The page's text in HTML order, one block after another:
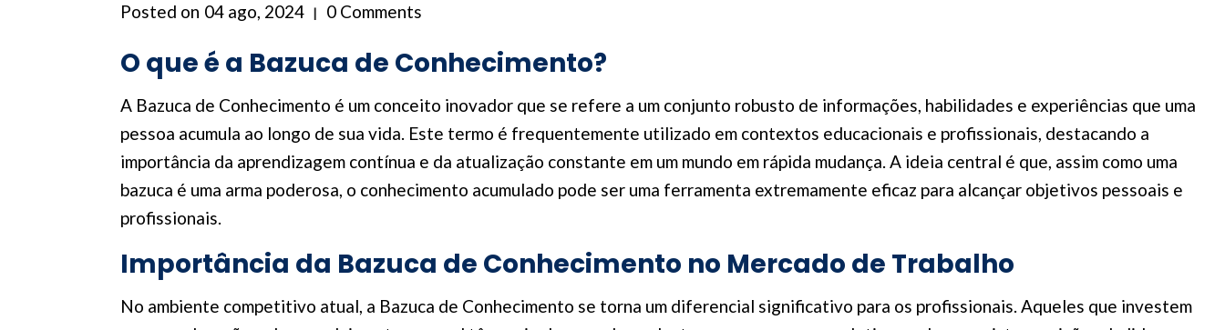
Posted on 04 ago, 2024 0 Comments
O que é a Bazuca de Conhecimento?
A Bazuca de Conhecimento é um conceito inovador que se refere a um conjunto robusto de informações, habilidades e experiências que uma
pessoa acumula ao longo de sua vida. Este termo é frequentemente utilizado em contextos educacionais e profissionais, destacando a
importância da aprendizagem contínua e da atualização constante em um mundo em rápida mudança. A ideia central é que, assim como uma
bazuca é uma arma poderosa, o conhecimento acumulado pode ser uma ferramenta extremamente eficaz para alcançar objetivos pessoais e
profissionais.
Importância da Bazuca de Conhecimento no Mercado de Trabalho
No ambiente competitivo atual, a Bazuca de Conhecimento se torna um diferencial significativo para os profissionais. Aqueles que investem